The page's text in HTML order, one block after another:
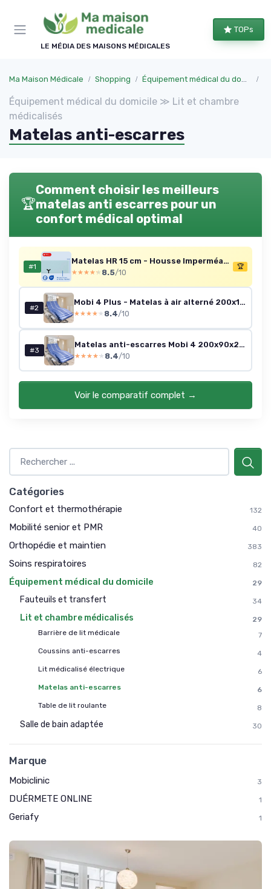
LE MÉDIA DES MAISONS MÉDICALES
TOPs
Ma Maison Médicale Shopping Équipement médical du domicile
Équipement médical du domicile ≫ Lit et chambre
médicalisés
Matelas anti-escarres
🏆
Comment choisir les meilleurs
matelas anti escarres pour un
confort médical optimal
#1
Matelas HR 15 cm - Housse Imperméable (90x190)
★★★★★
★★★★★ 8.5/10
🏆
#2
Mobi 4 Plus - Matelas à air alterné 200x120x22 cm
★★★★★
★★★★★ 8.4/10
#3
Matelas anti-escarres Mobi 4 200x90x22 cm
★★★★★
★★★★★ 8.4/10
Voir le comparatif complet →
Catégories
Confort et thermothérapie 132
Mobilité senior et PMR 40
Orthopédie et maintien 383
Soins respiratoires 82
Équipement médical du domicile 29
Fauteuils et transfert 34
Lit et chambre médicalisés
29
Barrière de lit médicale
7
Coussins anti-escarres
4
Lit médicalisé électrique
6
Matelas anti-escarres
6
Table de lit roulante
8
Salle de bain adaptée 30
Marque
Mobiclinic 3
DUÉRMETE ONLINE 1
Geriafy 1